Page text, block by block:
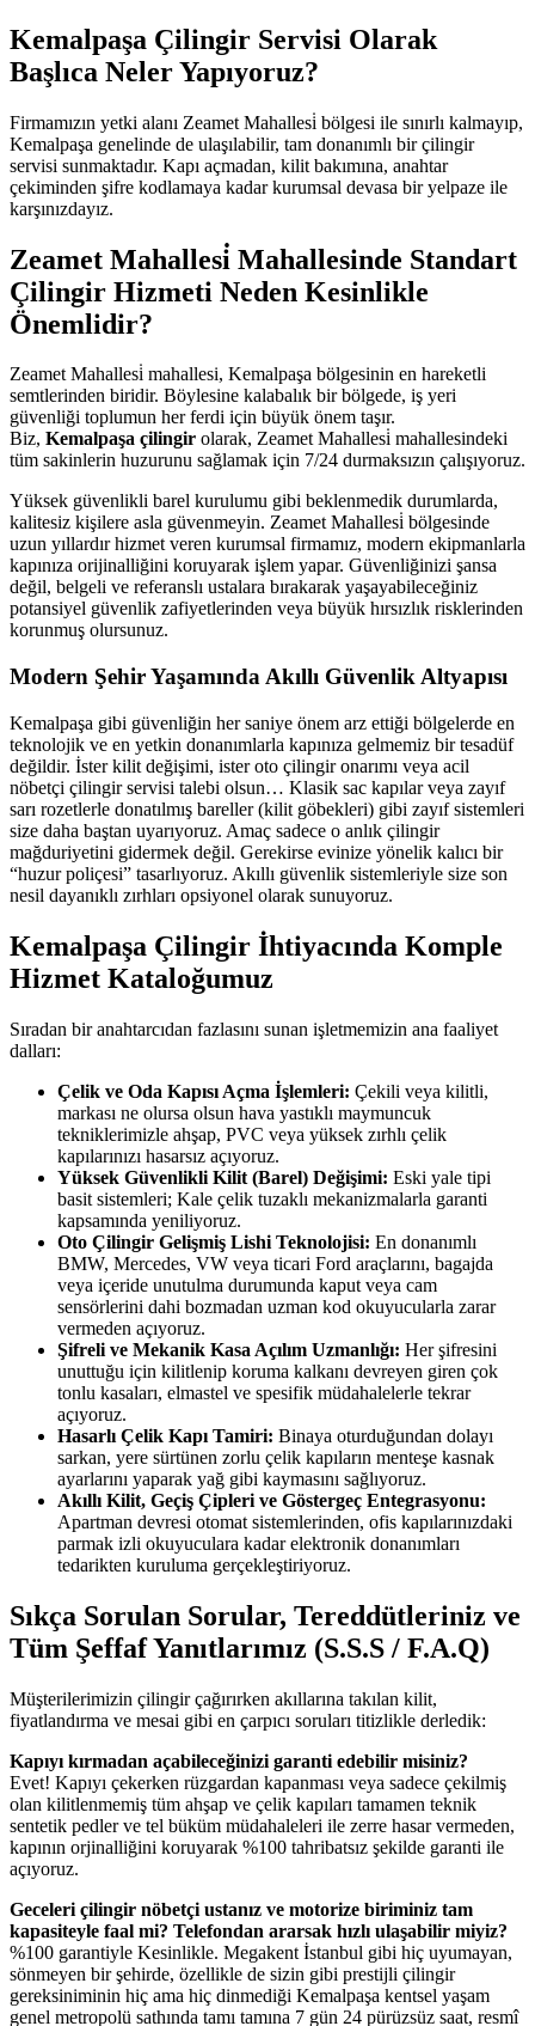
Kemalpaşa Çilingir Servisi Olarak
Başlıca Neler Yapıyoruz?
Firmamızın yetki alanı Zeamet Mahallesi̇ bölgesi ile sınırlı kalmayıp,
Kemalpaşa genelinde de ulaşılabilir, tam donanımlı bir çilingir
servisi sunmaktadır. Kapı açmadan, kilit bakımına, anahtar
çekiminden şifre kodlamaya kadar kurumsal devasa bir yelpaze ile
karşınızdayız.
Zeamet Mahallesi̇ Mahallesinde Standart
Çilingir Hizmeti Neden Kesinlikle
Önemlidir?
Zeamet Mahallesi̇ mahallesi, Kemalpaşa bölgesinin en hareketli
semtlerinden biridir. Böylesine kalabalık bir bölgede, iş yeri
güvenliği toplumun her ferdi için büyük önem taşır.
Biz, Kemalpaşa çilingir olarak, Zeamet Mahallesi̇ mahallesindeki
tüm sakinlerin huzurunu sağlamak için 7/24 durmaksızın çalışıyoruz.
Yüksek güvenlikli barel kurulumu gibi beklenmedik durumlarda,
kalitesiz kişilere asla güvenmeyin. Zeamet Mahallesi̇ bölgesinde
uzun yıllardır hizmet veren kurumsal firmamız, modern ekipmanlarla
kapınıza orijinalliğini koruyarak işlem yapar. Güvenliğinizi şansa
değil, belgeli ve referanslı ustalara bırakarak yaşayabileceğiniz
potansiyel güvenlik zafiyetlerinden veya büyük hırsızlık risklerinden
korunmuş olursunuz.
Modern Şehir Yaşamında Akıllı Güvenlik Altyapısı
Kemalpaşa gibi güvenliğin her saniye önem arz ettiği bölgelerde en
teknolojik ve en yetkin donanımlarla kapınıza gelmemiz bir tesadüf
değildir. İster kilit değişimi, ister oto çilingir onarımı veya acil
nöbetçi çilingir servisi talebi olsun… Klasik sac kapılar veya zayıf
sarı rozetlerle donatılmış bareller (kilit göbekleri) gibi zayıf sistemleri
size daha baştan uyarıyoruz. Amaç sadece o anlık çilingir
mağduriyetini gidermek değil. Gerekirse evinize yönelik kalıcı bir
“huzur poliçesi” tasarlıyoruz. Akıllı güvenlik sistemleriyle size son
nesil dayanıklı zırhları opsiyonel olarak sunuyoruz.
Kemalpaşa Çilingir İhtiyacında Komple
Hizmet Kataloğumuz
Sıradan bir anahtarcıdan fazlasını sunan işletmemizin ana faaliyet
dalları:
Çelik ve Oda Kapısı Açma İşlemleri: Çekili veya kilitli,
markası ne olursa olsun hava yastıklı maymuncuk
tekniklerimizle ahşap, PVC veya yüksek zırhlı çelik
kapılarınızı hasarsız açıyoruz.
Yüksek Güvenlikli Kilit (Barel) Değişimi: Eski yale tipi
basit sistemleri; Kale çelik tuzaklı mekanizmalarla garanti
kapsamında yeniliyoruz.
Oto Çilingir Gelişmiş Lishi Teknolojisi: En donanımlı
BMW, Mercedes, VW veya ticari Ford araçlarını, bagajda
veya içeride unutulma durumunda kaput veya cam
sensörlerini dahi bozmadan uzman kod okuyucularla zarar
vermeden açıyoruz.
Şifreli ve Mekanik Kasa Açılım Uzmanlığı: Her şifresini
unuttuğu için kilitlenip koruma kalkanı devreyen giren çok
tonlu kasaları, elmastel ve spesifik müdahalelerle tekrar
açıyoruz.
Hasarlı Çelik Kapı Tamiri: Binaya oturduğundan dolayı
sarkan, yere sürtünen zorlu çelik kapıların menteşe kasnak
ayarlarını yaparak yağ gibi kaymasını sağlıyoruz.
Akıllı Kilit, Geçiş Çipleri ve Göstergeç Entegrasyonu:
Apartman devresi otomat sistemlerinden, ofis kapılarınızdaki
parmak izli okuyuculara kadar elektronik donanımları
tedarikten kuruluma gerçekleştiriyoruz.
Sıkça Sorulan Sorular, Tereddütleriniz ve
Tüm Şeffaf Yanıtlarımız (S.S.S / F.A.Q)
Müşterilerimizin çilingir çağırırken akıllarına takılan kilit,
fiyatlandırma ve mesai gibi en çarpıcı soruları titizlikle derledik:
Kapıyı kırmadan açabileceğinizi garanti edebilir misiniz?
Evet! Kapıyı çekerken rüzgardan kapanması veya sadece çekilmiş
olan kilitlenmemiş tüm ahşap ve çelik kapıları tamamen teknik
sentetik pedler ve tel büküm müdahaleleri ile zerre hasar vermeden,
kapının orjinalliğini koruyarak %100 tahribatsız şekilde garanti ile
açıyoruz.
Geceleri çilingir nöbetçi ustanız ve motorize biriminiz tam
kapasiteyle faal mi? Telefondan ararsak hızlı ulaşabilir miyiz?
%100 garantiyle Kesinlikle. Megakent İstanbul gibi hiç uyumayan,
sönmeyen bir şehirde, özellikle de sizin gibi prestijli çilingir
gereksiniminin hiç ama hiç dinmediği Kemalpaşa kentsel yaşam
genel metropolü sathında tamı tamına 7 gün 24 pürüzsüz saat, resmî